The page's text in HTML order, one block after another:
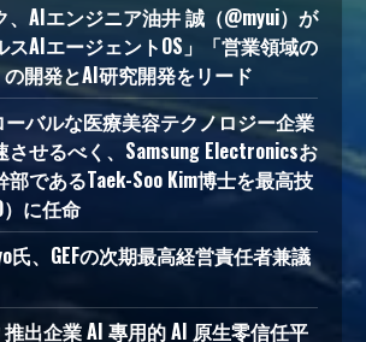
AIエンジニア油井 誠（@myui）が
スAIエージェントOS」「営業領域の
開発とAI研究開発をリード
ーバルな医療美容テクノロジー企業
せるべく、Samsung Electronicsお
部であるTaek-Soo Kim博士を最高技
）に任命
氏、GEFの次期最高経営責任者兼議
推出企業 AI 專用的 AI 原生零信任平